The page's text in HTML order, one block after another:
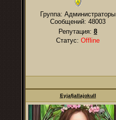
Группа: Администраторы
Сообщений: 48003
Репутация: 8
Статус: Offline
Eyjafjallajokull